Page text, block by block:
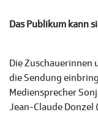
Das Publikum kann
Die Zuschauerinnen
die Sendung
Mediensprecher
Jean-Claude Donzel